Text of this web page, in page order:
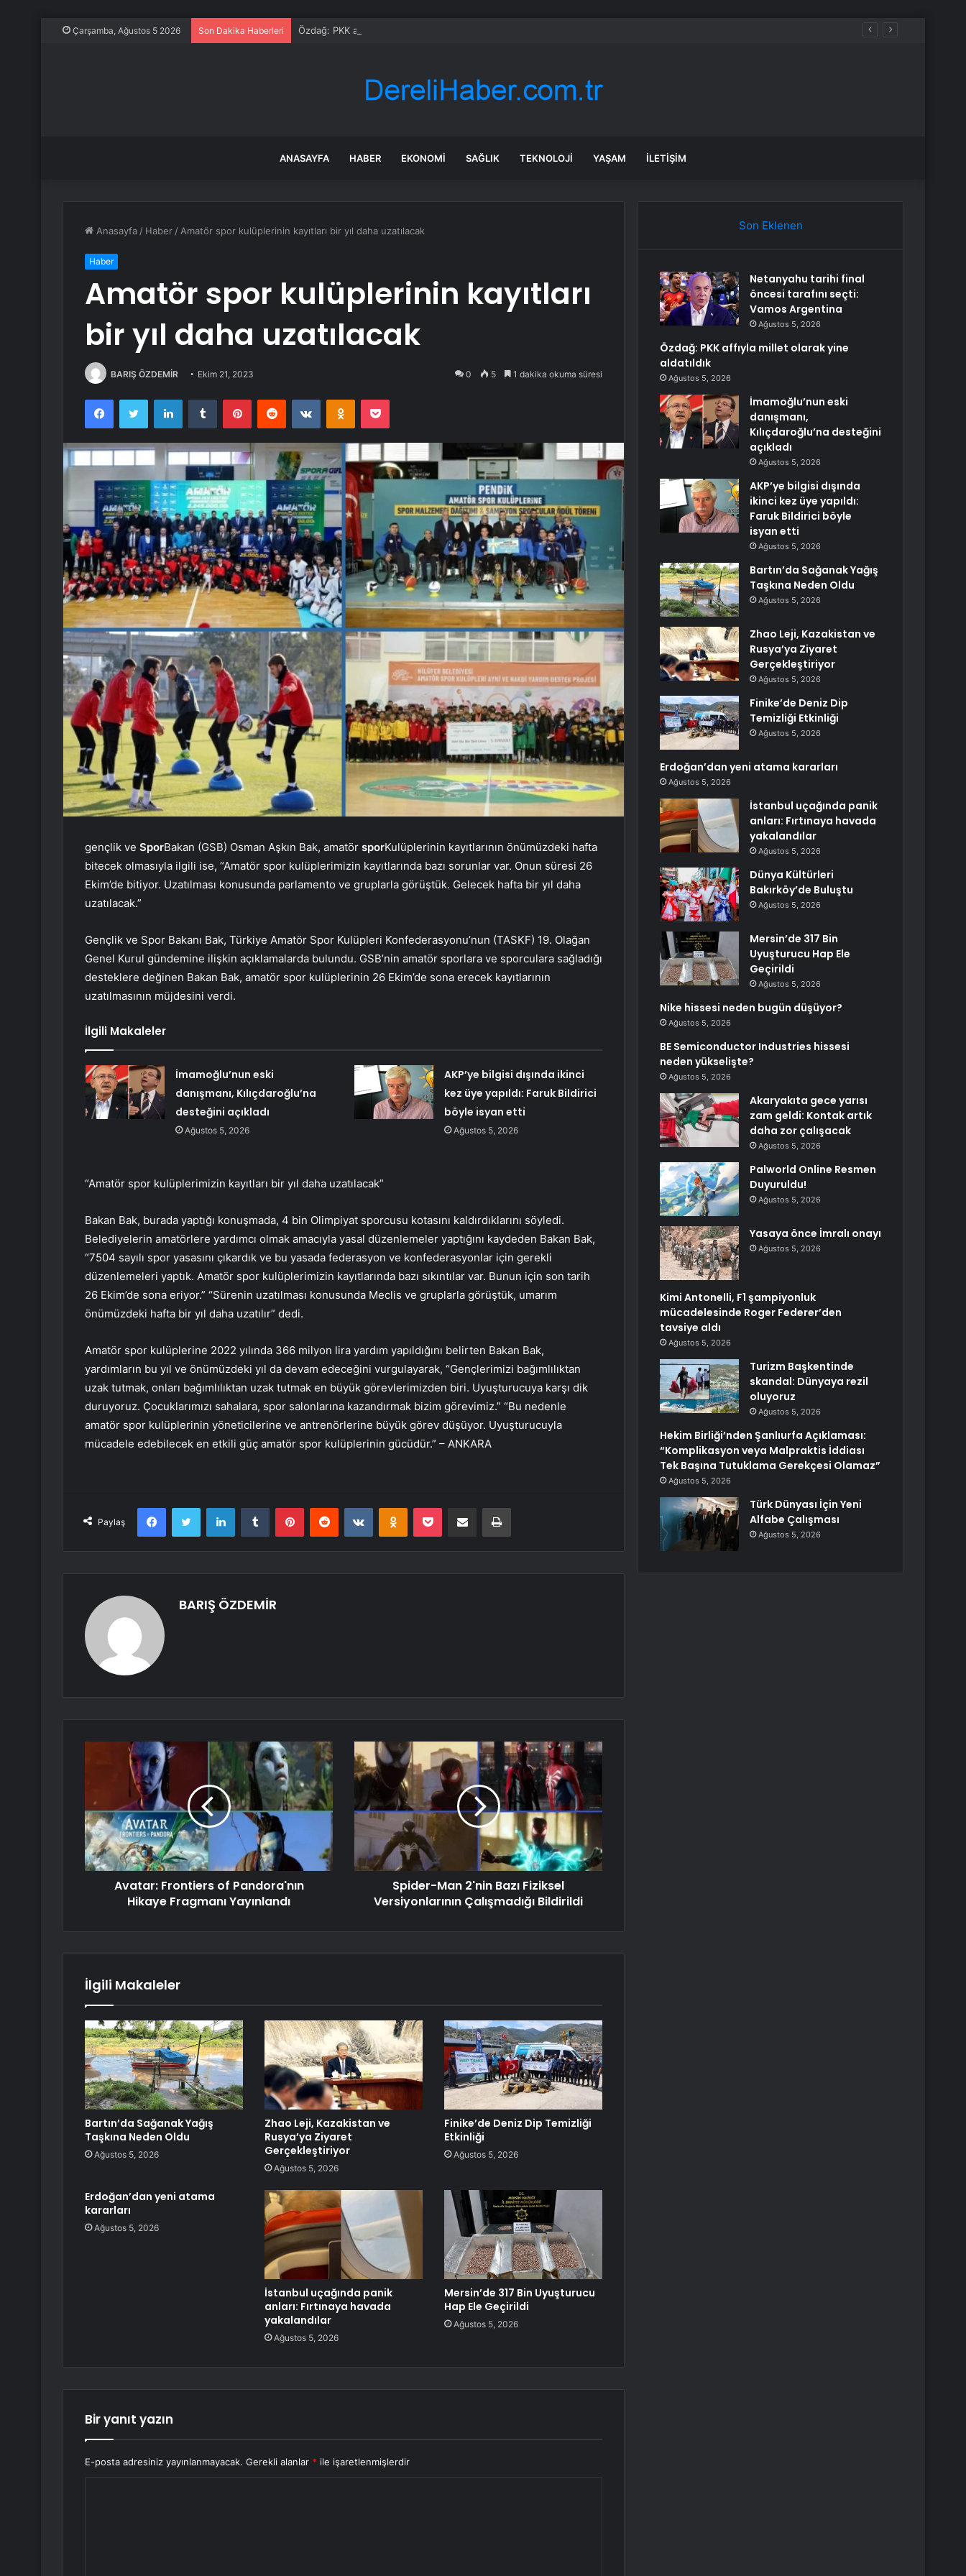
Çarşamba, Ağustos 5 2026 Son Dakika Haberleri Özdağ: PKK affıyla millet olarak yine aldatıldık
ANASAYFA HABER EKONOMI SAĞLIK TEKNOLOJI YAŞAM İLETIŞIM
Anasayfa / Haber / Amatör spor kulüplerinin kayıtları bir yıl daha uzatılacak
Haber
Amatör spor kulüplerinin kayıtları
bir yıl daha uzatılacak
BARIŞ ÖZDEMİR Ekim 21, 2023 0 5 1 dakika okuma süresi
FacebookTwitter LinkedInTumblr PinterestReddit VKontakteOdnoklassniki
Pocket
gençlik ve SporBakan (GSB) Osman Aşkın Bak, amatör sporKulüplerinin kayıtlarının önümüzdeki hafta
bitecek olmasıyla ilgili ise, “Amatör spor kulüplerimizin kayıtlarında bazı sorunlar var. Onun süresi 26
Ekim’de bitiyor. Uzatılması konusunda parlamento ve gruplarla görüştük. Gelecek hafta bir yıl daha
uzatılacak.”
Gençlik ve Spor Bakanı Bak, Türkiye Amatör Spor Kulüpleri Konfederasyonu’nun (TASKF) 19. Olağan
Genel Kurul gündemine ilişkin açıklamalarda bulundu. GSB’nin amatör sporlara ve sporculara sağladığı
desteklere değinen Bakan Bak, amatör spor kulüplerinin 26 Ekim’de sona erecek kayıtlarının
uzatılmasının müjdesini verdi.
İlgili Makaleler
İmamoğlu’nun eski
danışmanı, Kılıçdaroğlu’na
desteğini açıkladı
Ağustos 5, 2026
AKP’ye bilgisi dışında ikinci
kez üye yapıldı: Faruk Bildirici
böyle isyan etti
Ağustos 5, 2026
“Amatör spor kulüplerimizin kayıtları bir yıl daha uzatılacak”
Bakan Bak, burada yaptığı konuşmada, 4 bin Olimpiyat sporcusu kotasını kaldırdıklarını söyledi.
Belediyelerin amatörlere yardımcı olmak amacıyla yasal düzenlemeler yaptığını kaydeden Bakan Bak,
“7504 sayılı spor yasasını çıkardık ve bu yasada federasyon ve konfederasyonlar için gerekli
düzenlemeleri yaptık. Amatör spor kulüplerimizin kayıtlarında bazı sıkıntılar var. Bunun için son tarih
26 Ekim’de sona eriyor.” “Sürenin uzatılması konusunda Meclis ve gruplarla görüştük, umarım
önümüzdeki hafta bir yıl daha uzatılır” dedi.
Amatör spor kulüplerine 2022 yılında 366 milyon lira yardım yapıldığını belirten Bakan Bak,
yardımların bu yıl ve önümüzdeki yıl da devam edeceğini vurgulayarak, “Gençlerimizi bağımlılıktan
uzak tutmak, onları bağımlılıktan uzak tutmak en büyük görevlerimizden biri. Uyuşturucuya karşı dik
duruyoruz. Çocuklarımızı sahalara, spor salonlarına kazandırmak bizim görevimiz.” “Bu nedenle
amatör spor kulüplerinin yöneticilerine ve antrenörlerine büyük görev düşüyor. Uyuşturucuyla
mücadele edebilecek en etkili güç amatör spor kulüplerinin gücüdür.” – ANKARA
Paylaş
FacebookTwitter LinkedInTumblr PinterestReddit VKontakteOdnoklassniki
Pocket E-Posta ile paylaş Yazdır
BARIŞ ÖZDEMİR
Avatar: Frontiers of Pandora'nın
Hikaye Fragmanı Yayınlandı
Spider-Man 2'nin Bazı Fiziksel
Versiyonlarının Çalışmadığı Bildirildi
İlgili Makaleler
Bartın’da Sağanak Yağış
Taşkına Neden Oldu
Ağustos 5, 2026
Zhao Leji, Kazakistan ve
Rusya’ya Ziyaret
Gerçekleştiriyor
Ağustos 5, 2026
Finike’de Deniz Dip Temizliği
Etkinliği
Ağustos 5, 2026
Erdoğan’dan yeni atama
kararları
Ağustos 5, 2026
İstanbul uçağında panik
anları: Fırtınaya havada
yakalandılar
Ağustos 5, 2026
Mersin’de 317 Bin Uyuşturucu
Hap Ele Geçirildi
Ağustos 5, 2026
Bir yanıt yazın
E-posta adresiniz yayınlanmayacak. Gerekli alanlar * ile işaretlenmişlerdir
Son Eklenen
Netanyahu tarihi final
öncesi tarafını seçti:
Vamos Argentina
Ağustos 5, 2026
Özdağ: PKK affıyla millet olarak yine
aldatıldık
Ağustos 5, 2026
İmamoğlu’nun eski
danışmanı,
Kılıçdaroğlu’na desteğini
açıkladı
Ağustos 5, 2026
AKP’ye bilgisi dışında
ikinci kez üye yapıldı:
Faruk Bildirici böyle
isyan etti
Ağustos 5, 2026
Bartın’da Sağanak Yağış
Taşkına Neden Oldu
Ağustos 5, 2026
Zhao Leji, Kazakistan ve
Rusya’ya Ziyaret
Gerçekleştiriyor
Ağustos 5, 2026
Finike’de Deniz Dip
Temizliği Etkinliği
Ağustos 5, 2026
Erdoğan’dan yeni atama kararları
Ağustos 5, 2026
İstanbul uçağında panik
anları: Fırtınaya havada
yakalandılar
Ağustos 5, 2026
Dünya Kültürleri
Bakırköy’de Buluştu
Ağustos 5, 2026
Mersin’de 317 Bin
Uyuşturucu Hap Ele
Geçirildi
Ağustos 5, 2026
Nike hissesi neden bugün düşüyor?
Ağustos 5, 2026
BE Semiconductor Industries hissesi
neden yükselişte?
Ağustos 5, 2026
Akaryakıta gece yarısı
zam geldi: Kontak artık
daha zor çalışacak
Ağustos 5, 2026
Palworld Online Resmen
Duyuruldu!
Ağustos 5, 2026
Yasaya önce İmralı onayı
Ağustos 5, 2026
Kimi Antonelli, F1 şampiyonluk
mücadelesinde Roger Federer’den
tavsiye aldı
Ağustos 5, 2026
Turizm Başkentinde
skandal: Dünyaya rezil
oluyoruz
Ağustos 5, 2026
Hekim Birliği’nden Şanlıurfa Açıklaması:
“Komplikasyon veya Malpraktis İddiası
Tek Başına Tutuklama Gerekçesi Olamaz”
Ağustos 5, 2026
Türk Dünyası İçin Yeni
Alfabe Çalışması
Ağustos 5, 2026